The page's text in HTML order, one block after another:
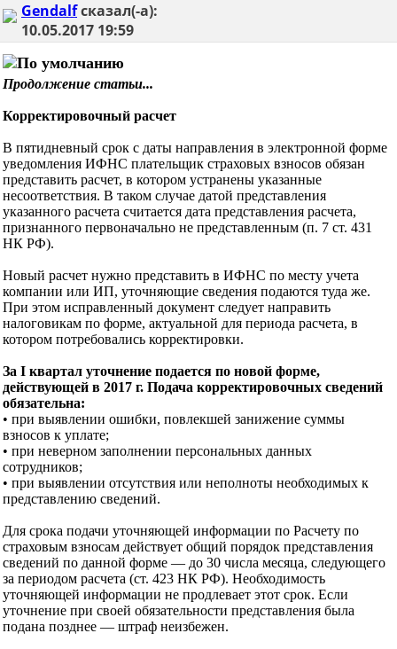
Gendalfсказал(-а):
10.05.2017 19:59
Продолжение статьи...
Корректировочный расчет
В пятидневный срок с даты направления в электронной форме
уведомления ИФНС плательщик страховых взносов обязан
представить расчет, в котором устранены указанные
несоответствия. В таком случае датой представления
указанного расчета считается дата представления расчета,
признанного первоначально не представленным (п. 7 ст. 431
НК РФ).
Новый расчет нужно представить в ИФНС по месту учета
компании или ИП, уточняющие сведения подаются туда же.
При этом исправленный документ следует направить
налоговикам по форме, актуальной для периода расчета, в
котором потребовались корректировки.
За I квартал уточнение подается по новой форме,
действующей в 2017 г. Подача корректировочных сведений
обязательна:
• при выявлении ошибки, повлекшей занижение суммы
взносов к уплате;
• при неверном заполнении персональных данных
сотрудников;
• при выявлении отсутствия или неполноты необходимых к
представлению сведений.
Для срока подачи уточняющей информации по Расчету по
страховым взносам действует общий порядок представления
сведений по данной форме — до 30 числа месяца, следующего
за периодом расчета (ст. 423 НК РФ). Необходимость
уточняющей информации не продлевает этот срок. Если
уточнение при своей обязательности представления была
подана позднее — штраф неизбежен.